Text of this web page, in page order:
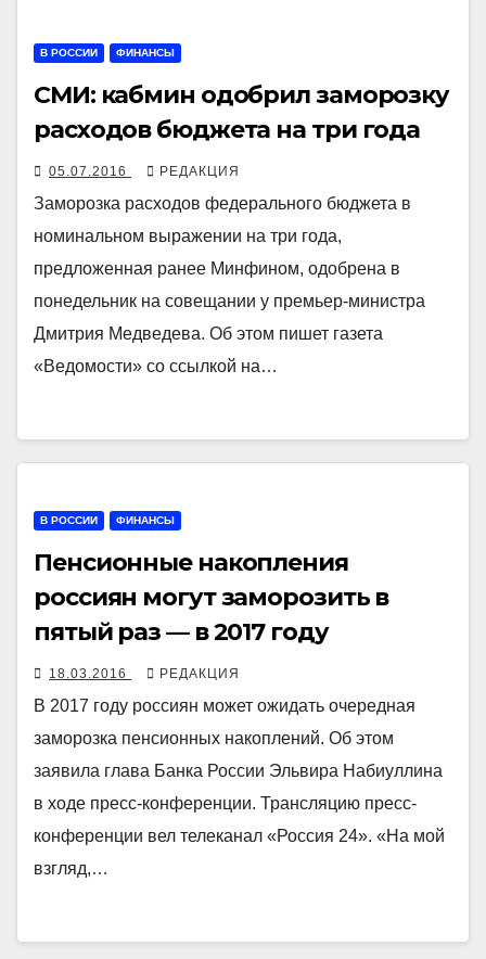
В РОССИИ ФИНАНСЫ
СМИ: кабмин одобрил заморозку
расходов бюджета на три года
05.07.2016 РЕДАКЦИЯ
Заморозка расходов федерального бюджета в
номинальном выражении на три года,
предложенная ранее Минфином, одобрена в
понедельник на совещании у премьер-министра
Дмитрия Медведева. Об этом пишет газета
«Ведомости» со ссылкой на…
В РОССИИ ФИНАНСЫ
Пенсионные накопления
россиян могут заморозить в
пятый раз — в 2017 году
18.03.2016 РЕДАКЦИЯ
В 2017 году россиян может ожидать очередная
заморозка пенсионных накоплений. Об этом
заявила глава Банка России Эльвира Набиуллина
в ходе пресс-конференции. Трансляцию пресс-
конференции вел телеканал «Россия 24». «На мой
взгляд,…